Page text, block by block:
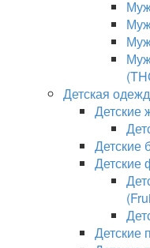
Детская
Детские
Детские
Детские
Детские